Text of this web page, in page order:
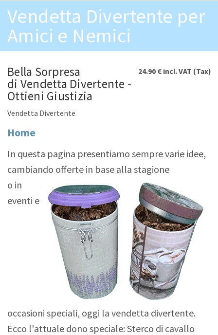
Vendetta Divertente per
Amici e Nemici
24.90 € incl. VAT (Tax)
Bella Sorpresa
di Vendetta Divertente -
Ottieni Giustizia
Vendetta Divertente
Home
In questa pagina presentiamo sempre varie idee,
cambiando offerte in base alla stagione
o in
eventi e
occasioni speciali, oggi la vendetta divertente.
Ecco l'attuale dono speciale: Sterco di cavallo